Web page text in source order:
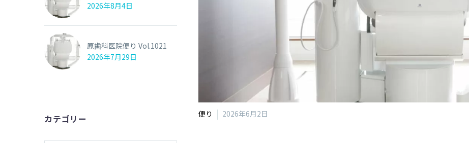
便り 2026年6月2日
2026年8月4日
原歯科医院便り Vol.1021
2026年7月29日
カテゴリー